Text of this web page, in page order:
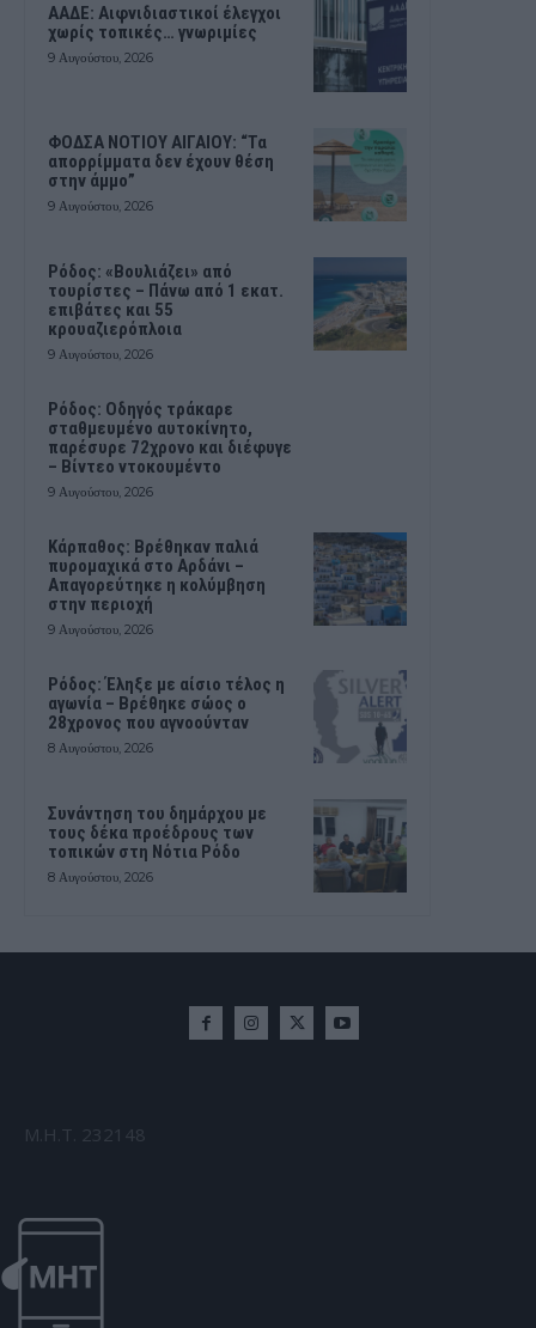
ΑΑΔΕ: Αιφνιδιαστικοί έλεγχοι
χωρίς τοπικές… γνωριμίες
9 Αυγούστου, 2026
ΦΟΔΣΑ ΝΟΤΙΟΥ ΑΙΓΑΙΟΥ: “Τα
απορρίμματα δεν έχουν θέση
στην άμμο”
9 Αυγούστου, 2026
Ρόδος: «Βουλιάζει» από
τουρίστες – Πάνω από 1 εκατ.
επιβάτες και 55
κρουαζιερόπλοια
9 Αυγούστου, 2026
Ρόδος: Οδηγός τράκαρε
σταθμευμένο αυτοκίνητο,
παρέσυρε 72χρονο και διέφυγε
– Βίντεο ντοκουμέντο
9 Αυγούστου, 2026
Κάρπαθος: Βρέθηκαν παλιά
πυρομαχικά στο Αρδάνι –
Απαγορεύτηκε η κολύμβηση
στην περιοχή
9 Αυγούστου, 2026
Ρόδος: Έληξε με αίσιο τέλος η
αγωνία – Βρέθηκε σώος ο
28χρονος που αγνοούνταν
8 Αυγούστου, 2026
Συνάντηση του δημάρχου με
τους δέκα προέδρους των
τοπικών στη Νότια Ρόδο
8 Αυγούστου, 2026
Μ.Η.Τ. 232148